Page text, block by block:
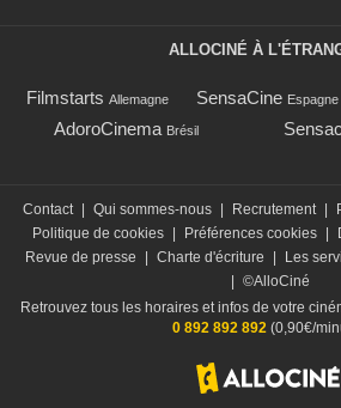
ALLOCINÉ À
Filmstarts Allemagne SensaCine Espagne
AdoroCinema Brésil
Contact Qui sommes-nous Recrutement
Politique de cookies
Préférences cookies
Revue de presse
Charte d'écriture Les
©AlloCiné
Retrouvez tous les horaires et infos de votre
0 892 892 892(0,90€/